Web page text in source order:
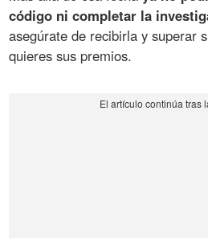
código ni completar la
asegúrate de recibirla y superar
quieres sus premios.